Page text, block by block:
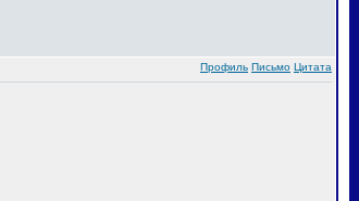
Профиль Письмо Цитата